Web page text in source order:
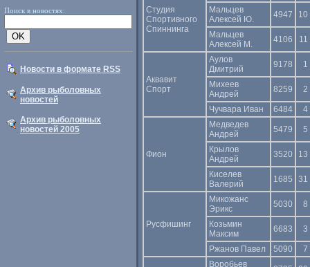
Поиск в новостях:
Новости в формате RSS
Архив рыболовных
новостей
Архив рыболовных
новостей 2005
Студия
Спортивного
Спиннинга
Мальцев
Алексей Ю.
4947 10
Мальцев
Алексей М.
4106 11
Аквавит
Спорт
Аулов
Дмитрий
9178 1
Михеев
Андрей
8259 2
Чучвара Иван 6484 4
Фион
Медведев
Андрей
5479 5
Крылов
Андрей
3520 13
Киселев
Валерий
1685 31
Русфишинг
Микожанс
Эрикс
5030 8
Козьмин
Максим
6683 3
Ржанов Павел 5090 7
Воробьев